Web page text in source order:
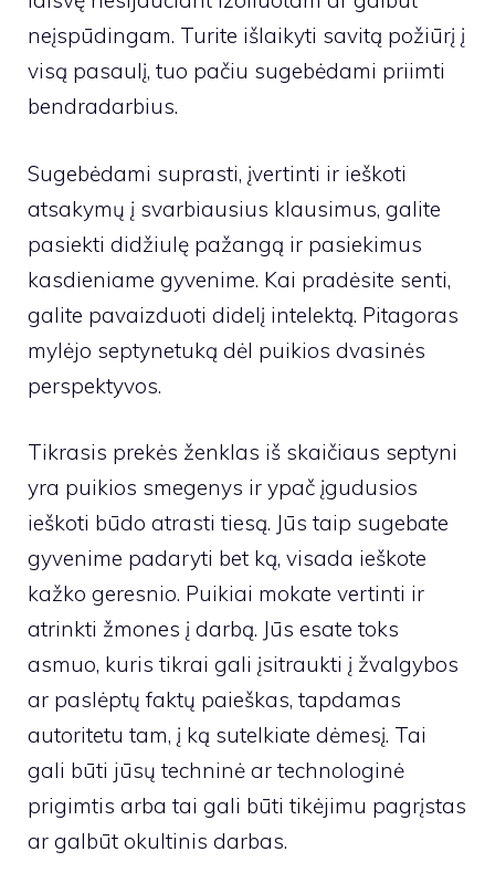
neįspūdingam. Turite išlaikyti savitą požiūrį į
visą pasaulį, tuo pačiu sugebėdami priimti
bendradarbius.
Sugebėdami suprasti, įvertinti ir ieškoti
atsakymų į svarbiausius klausimus, galite
pasiekti didžiulę pažangą ir pasiekimus
kasdieniame gyvenime. Kai pradėsite senti,
galite pavaizduoti didelį intelektą. Pitagoras
mylėjo septynetuką dėl puikios dvasinės
perspektyvos.
Tikrasis prekės ženklas iš skaičiaus septyni
yra puikios smegenys ir ypač įgudusios
ieškoti būdo atrasti tiesą. Jūs taip sugebate
gyvenime padaryti bet ką, visada ieškote
kažko geresnio. Puikiai mokate vertinti ir
atrinkti žmones į darbą. Jūs esate toks
asmuo, kuris tikrai gali įsitraukti į žvalgybos
ar paslėptų faktų paieškas, tapdamas
autoritetu tam, į ką sutelkiate dėmesį. Tai
gali būti jūsų techninė ar technologinė
prigimtis arba tai gali būti tikėjimu pagrįstas
ar galbūt okultinis darbas.